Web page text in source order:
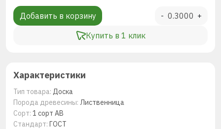
Добавить в корзину
Купить в 1 клик
- +
Характеристики
Тип товара: Доска
Порода древесины: Лиственница
Сорт: 1 сорт AB
Стандарт: ГОСТ